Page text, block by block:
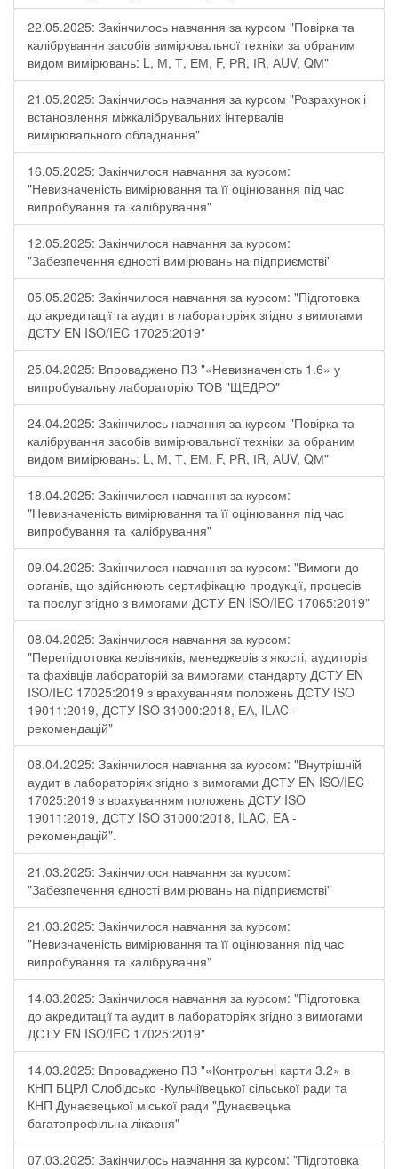
22.05.2025: Закінчилось навчання за курсом "Повірка та
калібрування засобів вимірювальної техніки за обраним
видом вимірювань: L, М, Т, ЕМ, F, РR, ІR, АUV, QМ"
21.05.2025: Закінчилось навчання за курсом "Розрахунок і
встановлення міжкалібрувальних інтервалів
вимірювального обладнання"
16.05.2025: Закінчилося навчання за курсом:
"Невизначеність вимірювання та її оцінювання під час
випробування та калібрування"
12.05.2025: Закінчилося навчання за курсом:
"Забезпечення єдності вимірювань на підприємстві"
05.05.2025: Закінчилося навчання за курсом: "Підготовка
до акредитації та аудит в лабораторіях згідно з вимогами
ДСТУ EN ISO/IEC 17025:2019"
25.04.2025: Впроваджено ПЗ "«Невизначеність 1.6» у
випробувальну лабораторію ТОВ "ЩЕДРО"
24.04.2025: Закінчилось навчання за курсом "Повірка та
калібрування засобів вимірювальної техніки за обраним
видом вимірювань: L, М, Т, ЕМ, F, РR, ІR, АUV, QМ"
18.04.2025: Закінчилося навчання за курсом:
"Невизначеність вимірювання та її оцінювання під час
випробування та калібрування"
09.04.2025: Закінчилося навчання за курсом: "Вимоги до
органів, що здійснюють сертифікацію продукції, процесів
та послуг згідно з вимогами ДСТУ EN ISO/IEC 17065:2019"
08.04.2025: Закінчилося навчання за курсом:
"Перепідготовка керівників, менеджерів з якості, аудиторів
та фахівців лабораторій за вимогами стандарту ДСТУ EN
ISO/IEC 17025:2019 з врахуванням положень ДСТУ ISO
19011:2019, ДСТУ ISO 31000:2018, ЕА, ILAC-
рекомендацій"
08.04.2025: Закінчилося навчання за курсом: "Внутрішній
аудит в лабораторіях згідно з вимогами ДСТУ EN ISO/IEC
17025:2019 з врахуванням положень ДСТУ ISO
19011:2019, ДСТУ ISO 31000:2018, ILAC, EA -
рекомендацій".
21.03.2025: Закінчилося навчання за курсом:
"Забезпечення єдності вимірювань на підприємстві"
21.03.2025: Закінчилося навчання за курсом:
"Невизначеність вимірювання та її оцінювання під час
випробування та калібрування"
14.03.2025: Закінчилося навчання за курсом: "Підготовка
до акредитації та аудит в лабораторіях згідно з вимогами
ДСТУ EN ISO/IEC 17025:2019"
14.03.2025: Впроваджено ПЗ "«Контрольні карти 3.2» в
КНП БЦРЛ Слобідсько -Кульчіївецької сільської ради та
КНП Дунаєвецької міської ради "Дунаєвецька
багатопрофільна лікарня"
07.03.2025: Закінчилось навчання за курсом: "Підготовка